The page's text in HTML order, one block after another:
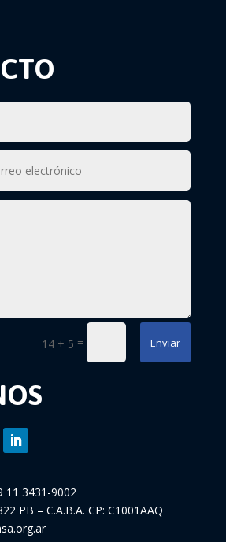
14 + 5 = Enviar
11 3431-9002
PB – C.A.B.A. CP: C1001AAQ